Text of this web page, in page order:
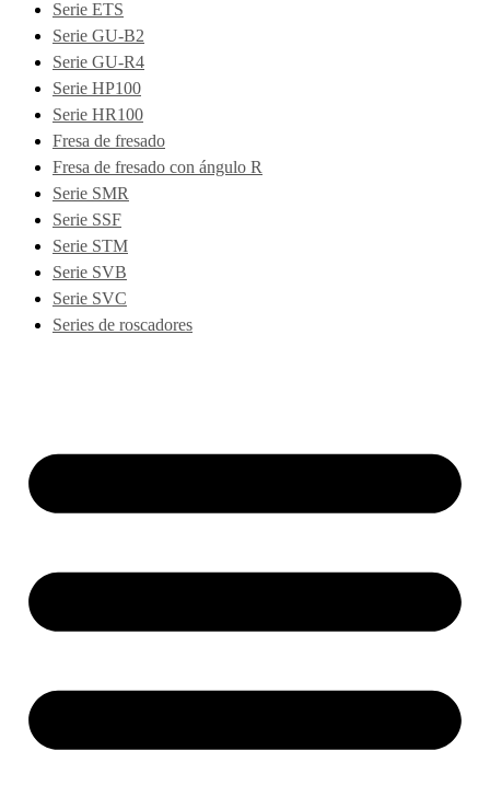
Serie ETS
Serie GU-B2
Serie GU-R4
Serie HP100
Serie HR100
Fresa de fresado
Fresa de fresado con ángulo R
Serie SMR
Serie SSF
Serie STM
Serie SVB
Serie SVC
Series de roscadores